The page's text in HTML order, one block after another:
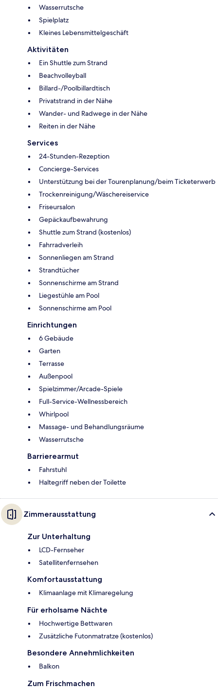
Wasserrutsche
Spielplatz
Kleines Lebensmittelgeschäft
Aktivitäten
Ein Shuttle zum Strand
Beachvolleyball
Billard-/Poolbillardtisch
Privatstrand in der Nähe
Wander- und Radwege in der Nähe
Reiten in der Nähe
Services
24-Stunden-Rezeption
Concierge-Services
Unterstützung bei der Tourenplanung/beim Ticketerwerb
Trockenreinigung/Wäschereiservice
Friseursalon
Gepäckaufbewahrung
Shuttle zum Strand (kostenlos)
Fahrradverleih
Sonnenliegen am Strand
Strandtücher
Sonnenschirme am Strand
Liegestühle am Pool
Sonnenschirme am Pool
Einrichtungen
6 Gebäude
Garten
Terrasse
Außenpool
Spielzimmer/Arcade-Spiele
Full-Service-Wellnessbereich
Whirlpool
Massage- und Behandlungsräume
Wasserrutsche
Barrierearmut
Fahrstuhl
Haltegriff neben der Toilette
Zimmerausstattung
Zur Unterhaltung
LCD-Fernseher
Satellitenfernsehen
Komfortausstattung
Klimaanlage mit Klimaregelung
Für erholsame Nächte
Hochwertige Bettwaren
Zusätzliche Futonmatratze (kostenlos)
Besondere Annehmlichkeiten
Balkon
Zum Frischmachen